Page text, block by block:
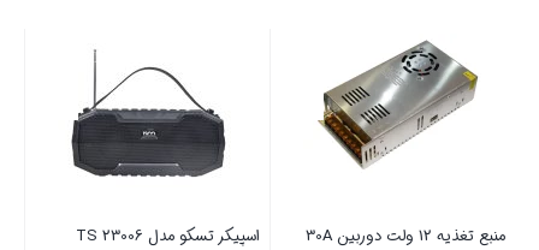
منبع تغذیه 12 ولت دوربین 30A اسپیکر تسکو مدل TS 23006